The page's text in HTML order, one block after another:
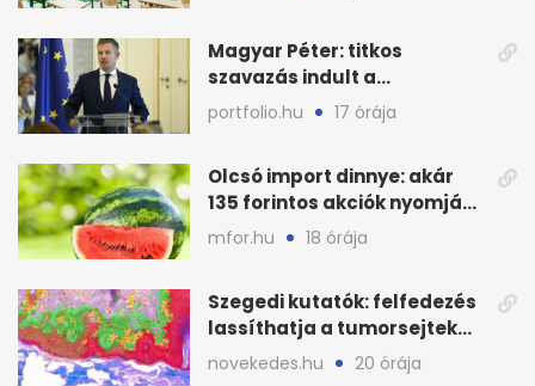
Magyar Péter: titkos
szavazás indult a
köztársasági elnökjelöltről
portfolio.hu 17 órája
Olcsó import dinnye: akár
135 forintos akciók nyomják
le a piacot
mfor.hu 18 órája
Szegedi kutatók: felfedezés
lassíthatja a tumorsejtek
terjedését
novekedes.hu 20 órája